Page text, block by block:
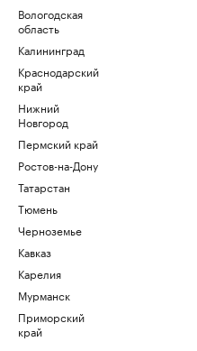
Вологодская
область
Калининград
Краснодарский
край
Нижний
Новгород
Пермский край
Ростов-на-Дону
Татарстан
Тюмень
Черноземье
Кавказ
Карелия
Мурманск
Приморский
край